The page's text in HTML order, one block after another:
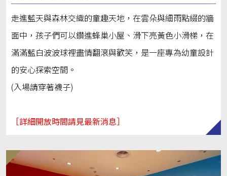
走進藍天與森林交織的童趣天地，在雲朵與細雨點綴的牆
面中，孩子們可以鑽進蜂巢小屋、滑下亮黃色小滑梯，在
滿滿藍白波波球裡盡情翻滾與歡笑，是一座專為幼童設計
的安心探索空間。
(入場請穿著襪子)
［詳細開放時間請見最新消息］